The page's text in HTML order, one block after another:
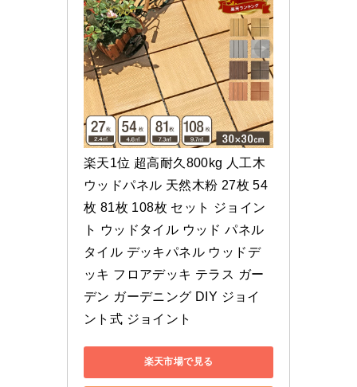
楽天1位 超高耐久800kg 人工木
ウッドパネル 天然木粉 27枚 54
枚 81枚 108枚 セット ジョイン
ト ウッドタイル ウッド パネル
タイル デッキパネル ウッドデ
ッキ フロアデッキ テラス ガー
デン ガーデニング DIY ジョイ
ント式 ジョイント
楽天市場で見る